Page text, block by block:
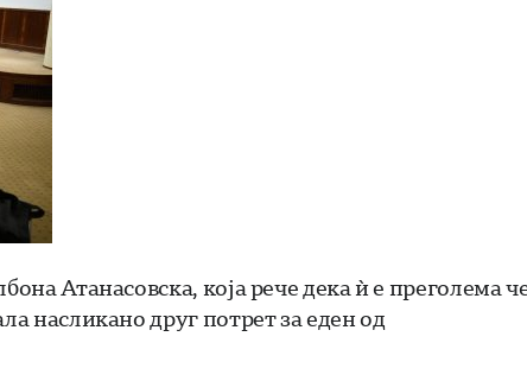
Атанасовска, која рече дека ѝ е преголема
насликано друг потрет за еден од